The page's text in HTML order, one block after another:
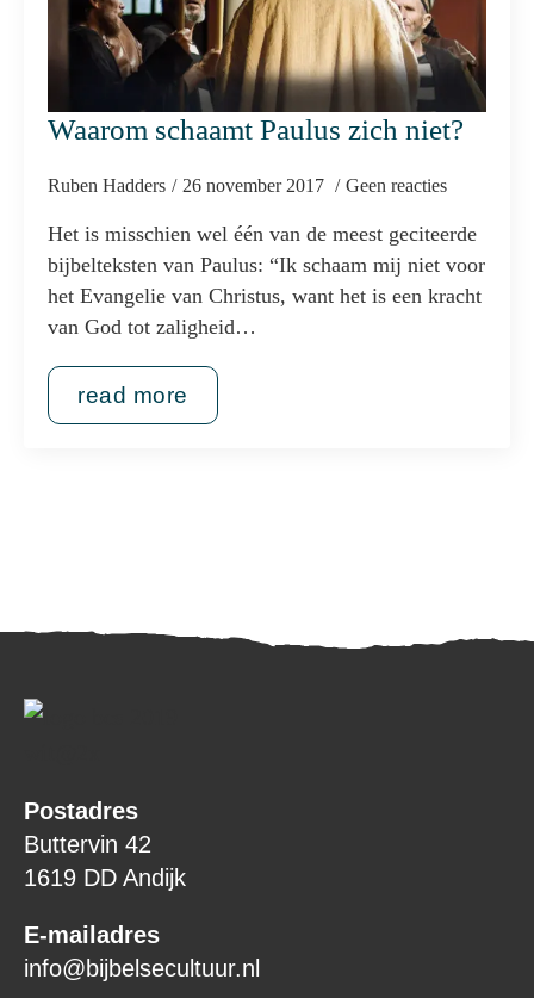
Waarom schaamt Paulus zich niet?
Ruben Hadders 26 november 2017 Geen reacties
Het is misschien wel één van de meest geciteerde
bijbelteksten van Paulus: “Ik schaam mij niet voor
het Evangelie van Christus, want het is een kracht
van God tot zaligheid…
read more
Postadres
Buttervin 42
1619 DD Andijk
E-mailadres
info@bijbelsecultuur.nl